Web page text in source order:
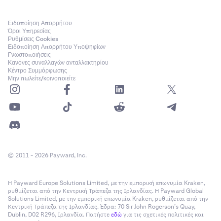
Ειδοποίηση Απορρήτου
Όροι Υπηρεσίας
Ρυθμίσεις Cookies
Ειδοποίηση Απορρήτου Υποψηφίων
Γνωστοποιήσεις
Κανόνες συναλλαγών ανταλλακτηρίου
Κέντρο Συμμόρφωσης
Μην πωλείτε/κοινοποιείτε
© 2011 - 2026 Payward, Inc.
Η Payward Europe Solutions Limited, με την εμπορική επωνυμία Kraken,
ρυθμίζεται από την Κεντρική Τράπεζα της Ιρλανδίας. Η Payward Global
Solutions Limited, με την εμπορική επωνυμία Kraken, ρυθμίζεται από την
Κεντρική Τράπεζα της Ιρλανδίας. Έδρα: 70 Sir John Rogerson’s Quay,
Dublin, D02 R296, Ιρλανδία. Πατήστεεδώγια τις σχετικές πολιτικές και